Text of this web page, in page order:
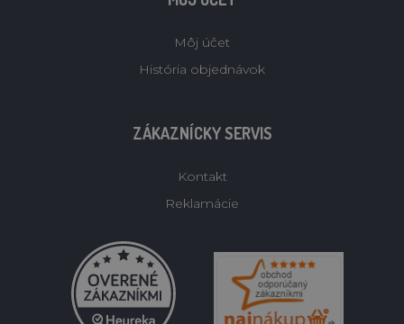
Môj účet
História objednávok
ZÁKAZNÍCKY SERVIS
Kontakt
Reklamácie